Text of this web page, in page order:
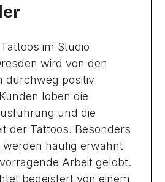
im Studio
wird von den
durchweg positiv
loben die
und die
der Tattoos. Besonders
werden häufig erwähnt
Arbeit gelobt.
begeistert von einem